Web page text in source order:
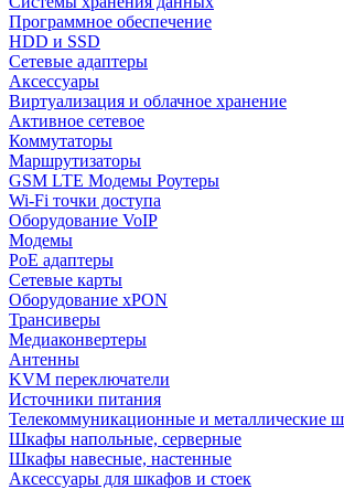
Программное обеспечение
HDD и SSD
Сетевые адаптеры
Аксессуары
Виртуализация и облачное хранение
Активное сетевое
Коммутаторы
Маршрутизаторы
GSM LTE Модемы Роутеры
Wi-Fi точки доступа
Оборудование VoIP
Модемы
PoE адаптеры
Сетевые карты
Оборудование xPON
Трансиверы
Медиаконвертеры
Антенны
KVM переключатели
Источники питания
Телекоммуникационные и металлические
Шкафы напольные, серверные
Шкафы навесные, настенные
Аксессуары для шкафов и стоек